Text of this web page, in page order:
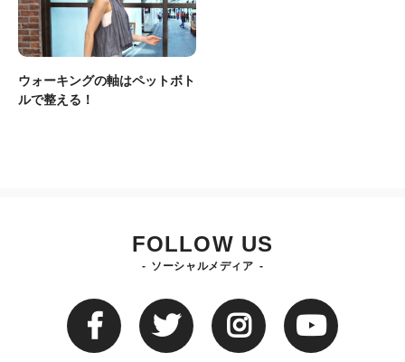
ウォーキングの軸はペットボト
ルで整える！
FOLLOW US
ソーシャルメディア